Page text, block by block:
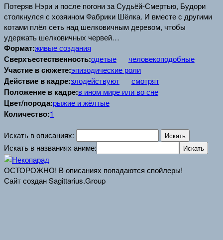
Потеряв Нэри и после погони за Судьёй-Смертью, Будори
столкнулся с хозяином Фабрики Шёлка. И вместе с другими
котами плёл сеть над шелковичным деревом, чтобы
удержать шелковичных червей…
Формат:живые создания
Сверхъестественность:одетые человекоподобные
Участие в сюжете:эпизодические роли
Действие в кадре:злодействуют смотрят
Положение в кадре:в ином мире или во сне
Цвет/порода:рыжие и жёлтые
Количество:1
Искать в описаниях:
Искать в названиях аниме:
ОСТОРОЖНО! В описаниях попадаются спойлеры!
Сайт создан Sagittarius.Group